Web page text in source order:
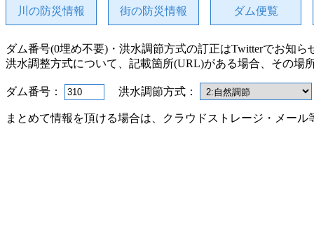
08/07 12:00
158.50 1.51 -
08/07 11:00
158.51 1.58 -
08/07 10:00
158.51 1.33 1.58 -
-
08/07 08:00
158.51 1.33 1.58 -
-
08/07 07:00
158.51 1.33 1.58 -
-
08/07 06:00
158.51 1.33 1.58 -
-
08/07 04:00
158.52 1.64 -
-
158.52 1.37
08/07 01:00
158.52 1.37 1.64 -
-
川の防災情報 街の防災情報 ダム便覧
ダム番号(0埋め不要)・洪水調節方式の訂正はTwitterでお知ら
洪水調整方式について、記載箇所(URL)がある場合、その場
ダム番号： 洪水調節方式：
まとめて情報を頂ける場合は、クラウドストレージ・メー